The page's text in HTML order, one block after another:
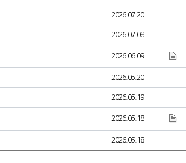
2026.07.20
2026.07.08
2026.06.09
2026.05.20
2026.05.19
2026.05.18
2026.05.18